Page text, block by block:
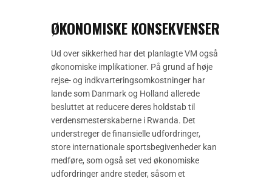
ØKONOMISKE KONSEKVENSER
Ud over sikkerhed har det planlagte VM også
økonomiske implikationer. På grund af høje
rejse- og indkvarteringsomkostninger har
lande som Danmark og Holland allerede
besluttet at reducere deres holdstab til
verdensmesterskaberne i Rwanda. Det
understreger de finansielle udfordringer,
store internationale sportsbegivenheder kan
medføre, som også set ved økonomiske
udfordringer andre steder, såsom et